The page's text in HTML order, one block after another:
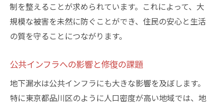
制を整えることが求められています。これによって、大
規模な被害を未然に防ぐことができ、住民の安心と生活
の質を守ることにつながります。
公共インフラへの影響と修復の課題
地下漏水は公共インフラにも大きな影響を及ぼします。
特に東京都品川区のように人口密度が高い地域では、地